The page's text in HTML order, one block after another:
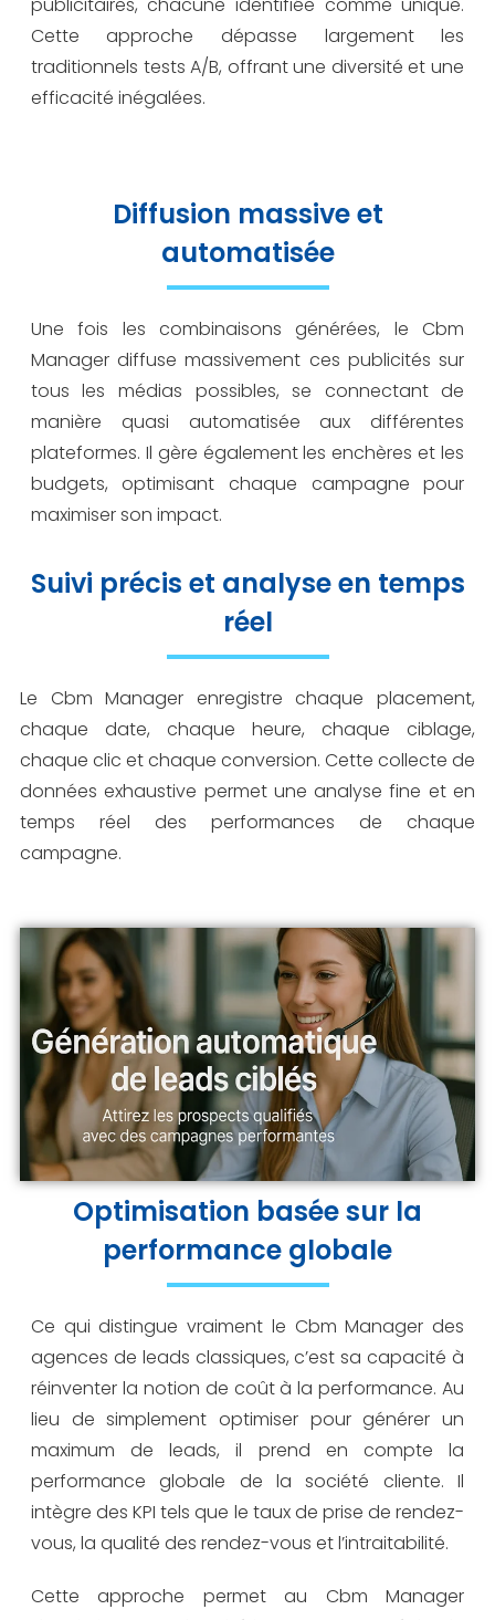
publicitaires, chacune identifiée comme unique.
Cette approche dépasse largement les
traditionnels tests A/B, offrant une diversité et une
efficacité inégalées.
Diffusion massive et
automatisée
Une fois les combinaisons générées, le Cbm
Manager diffuse massivement ces publicités sur
tous les médias possibles, se connectant de
manière quasi automatisée aux différentes
plateformes. Il gère également les enchères et les
budgets, optimisant chaque campagne pour
maximiser son impact.
Suivi précis et analyse en temps
réel
Le Cbm Manager enregistre chaque placement,
chaque date, chaque heure, chaque ciblage,
chaque clic et chaque conversion. Cette collecte de
données exhaustive permet une analyse fine et en
temps réel des performances de chaque
campagne.
Optimisation basée sur la
performance globale
Ce qui distingue vraiment le Cbm Manager des
agences de leads classiques, c’est sa capacité à
réinventer la notion de coût à la performance. Au
lieu de simplement optimiser pour générer un
maximum de leads, il prend en compte la
performance globale de la société cliente. Il
intègre des KPI tels que le taux de prise de rendez-
vous, la qualité des rendez-vous et l’intraitabilité.
Cette approche permet au Cbm Manager